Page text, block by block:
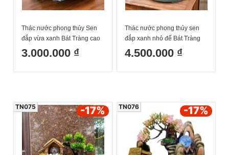
Thác nước phong thủy Sen
đắp vừa xanh Bát Tràng cao
35cm
3.000.000 ₫
Thác nước phong thủy sen
đắp xanh nhỏ đế Bát Tràng
cao 42cm
4.500.000 ₫
TN075 -17% TN076 -17%